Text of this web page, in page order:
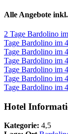
Alle Angebote
2 Tage Bardolino
Tage Bardolino im
Tage Bardolino im
Tage Bardolino im
Tage Bardolino im
Tage Bardolino im
Tage Bardolino im
Hotel
Kategorie: 4,5